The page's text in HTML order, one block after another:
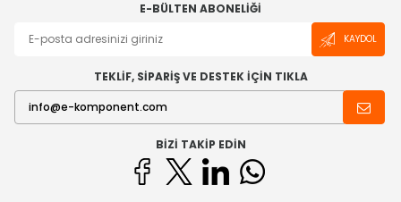
E-BÜLTEN ABONELIĞI
KAYDOL
TEKLİF, SİPARİŞ VE DESTEK İÇİN TIKLA
BIZI TAKIP EDIN